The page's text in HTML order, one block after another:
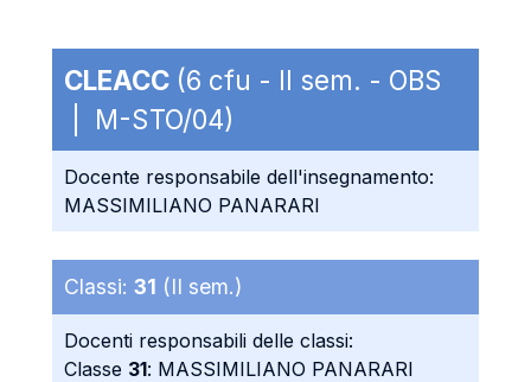
CLEACC (6 cfu - II sem. - OBS
| M-STO/04)
Docente responsabile dell'insegnamento:
MASSIMILIANO PANARARI
Classi: 31 (II sem.)
Docenti responsabili delle classi:
Classe 31: MASSIMILIANO PANARARI